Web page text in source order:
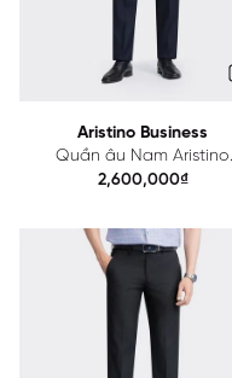
Aristino Business
Quần âu Nam Aristino
Business Wool Lông Cừu
2,600,000₫